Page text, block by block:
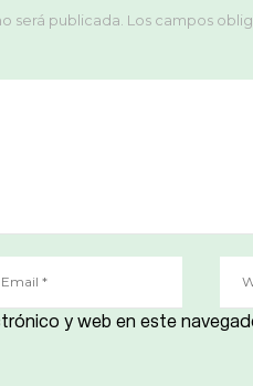
será publicada. Los campos
y web en este